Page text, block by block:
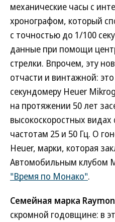
механические часы с
хронографом, который
с точностью до 1/100
данные при помощи
стрелки. Впрочем, эту
отчасти и винтажной:
секундомеру Heuer
на протяжении 50 лет
высокоскоростных
частотам 25 и 50 Гц. О
Heuer, марки, которая
Автомобильным клубом
"Время по Монако".
Семейная марка
скромной годовщине: в